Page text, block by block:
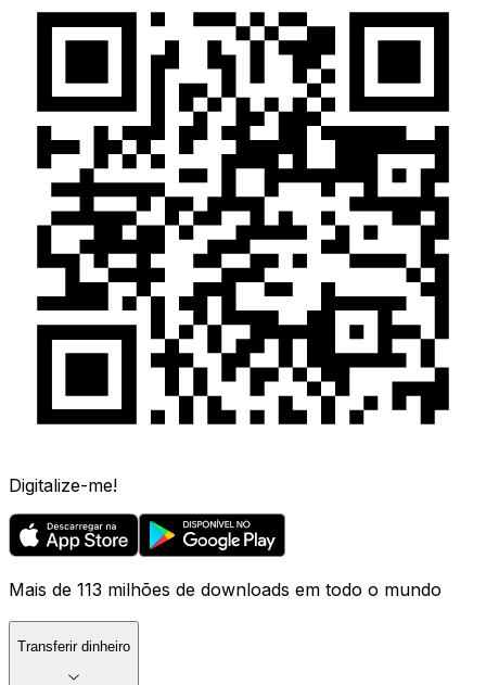
Digitalize-me!
Mais de 113 milhões de downloads em todo o mundo
Transferir dinheiro